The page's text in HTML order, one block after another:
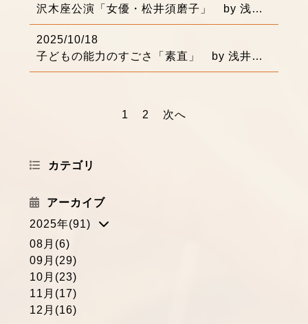
沢木座公演「女優・松井須磨子」 by 浅井りえ
2025/10/18
子どもの能力のすごさ「素直」 by 浅井りえ
1 2 次へ
カテゴリ
アーカイブ
2025年(91)
08月(6)
09月(29)
10月(23)
11月(17)
12月(16)